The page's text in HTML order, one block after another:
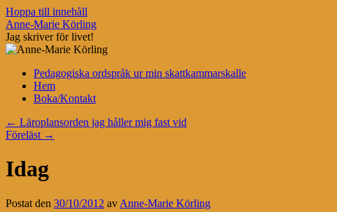
Hoppa till innehåll
Anne-Marie Körling
Jag skriver för livet!
Pedagogiska ordspråk ur min skattkammarskalle
Hem
Boka/Kontakt
← Läroplansorden jag håller mig fast vid
Föreläst →
Idag
Postat den 30/10/2012 av Anne-Marie Körling